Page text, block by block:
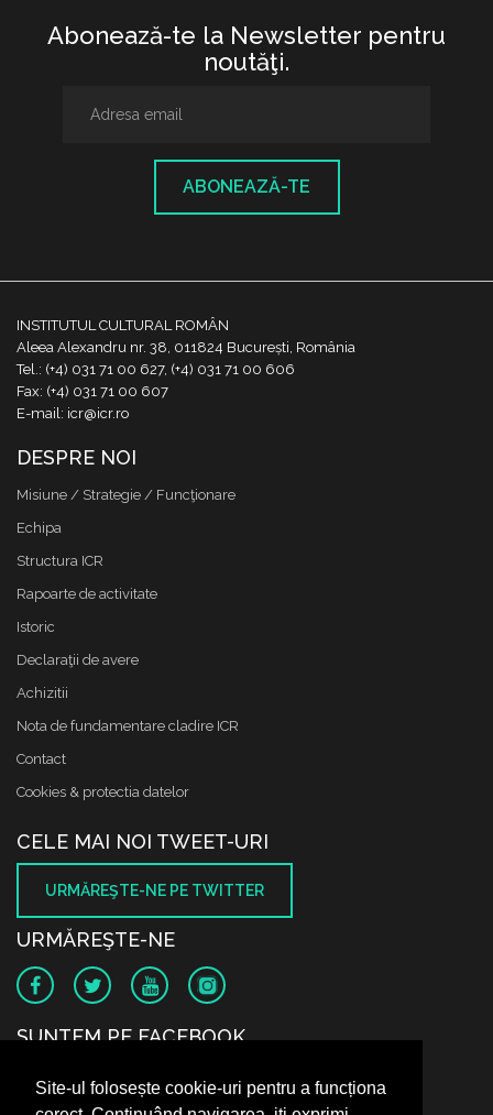
Site-ul folosește cookie-uri pentru a funcționa
Abonează-te la Newsletter pentru
noutăţi.
ABONEAZĂ-TE
INSTITUTUL CULTURAL ROMÂN
Aleea Alexandru nr. 38, 011824 București, România
Tel.: (+4) 031 71 00 627, (+4) 031 71 00 606
Fax: (+4) 031 71 00 607
E-mail: icr@icr.ro
DESPRE NOI
Misiune / Strategie / Funcţionare
Echipa
Structura ICR
Rapoarte de activitate
Istoric
Declaraţii de avere
Achizitii
Nota de fundamentare cladire ICR
Contact
Cookies & protectia datelor
CELE MAI NOI TWEET-URI
URMĂREŞTE-NE PE TWITTER
URMĂREŞTE-NE
SUNTEM PE FACEBOOK